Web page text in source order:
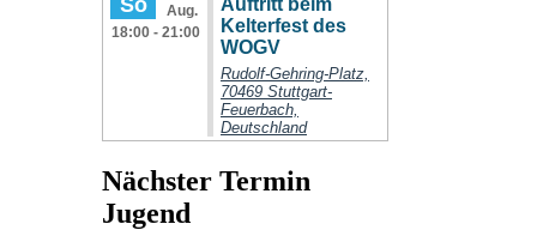
Nächster Termin
Jugend